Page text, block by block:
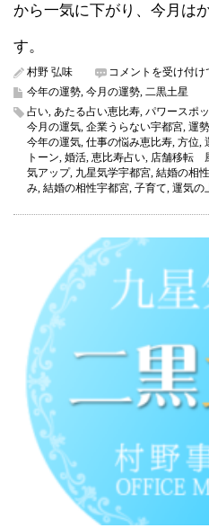
から一気に下がり、今月は
す。
村野 弘味
二
黒
星
2022
年
5
月
の
（今
月
の
運
気）
は
コメントを受け付け
今年の運勢, 今月の運勢, 二黒土星
占い, あたる占い恵比寿, パワースポ
今月の運気, 企業うらない宇都宮, 運勢
今年の運気, 仕事の悩み恵比寿, 方位,
トーン, 婚活, 恵比寿占い, 店舗移転
気アップ, 九星気学宇都宮, 結婚の相
み, 結婚の相性宇都宮, 子育て, 運気の